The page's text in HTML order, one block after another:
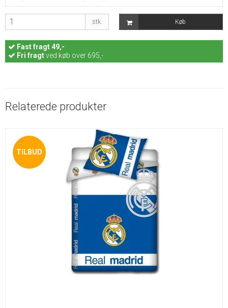
stk. Køb
Fastfragt 49,-
Fri fragtved køb over 695,-
Relaterede produkter
TILBUD